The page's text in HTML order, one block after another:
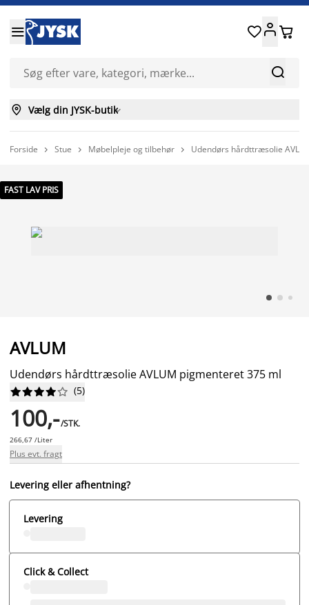


 
 Vælg din JYSK-butik
Forside  Stue  Møbelpleje og tilbehør  Udendørs hårdttræsolie
FAST LAV PRIS
AVLUM
Udendørs hårdttræsolie AVLUM pigmenteret 375 ml





 (5)
100,-/STK.
266,67 /Liter
Plus evt. fragt
Levering eller afhentning?
Levering
Click & Collect